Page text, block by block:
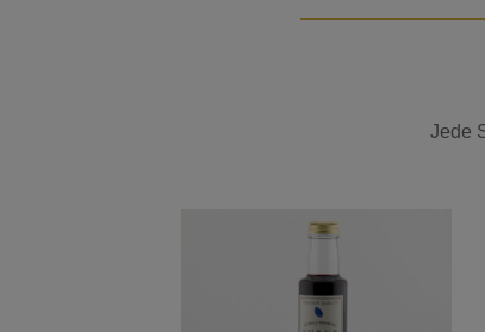
Jede